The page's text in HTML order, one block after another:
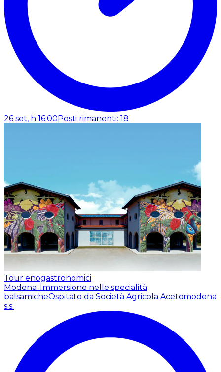
26 set, h 16:00Posti rimanenti: 18
Tour enogastronomici
Modena: Immersione nelle specialità
balsamicheOspitato da Società Agricola Acetomodena
s.s.